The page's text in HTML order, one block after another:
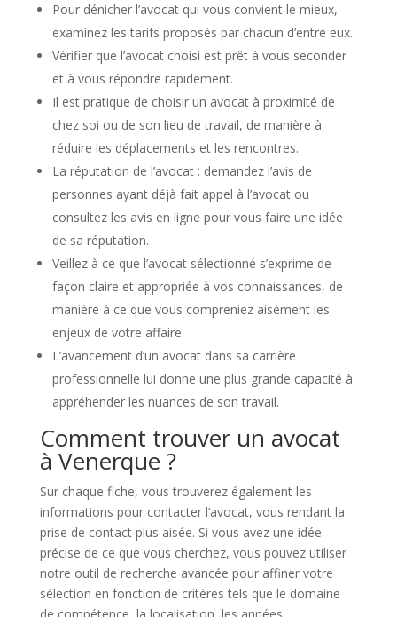
Pour dénicher l’avocat qui vous convient le mieux,
examinez les tarifs proposés par chacun d’entre eux.
Vérifier que l’avocat choisi est prêt à vous seconder
et à vous répondre rapidement.
Il est pratique de choisir un avocat à proximité de
chez soi ou de son lieu de travail, de manière à
réduire les déplacements et les rencontres.
La réputation de l’avocat : demandez l’avis de
personnes ayant déjà fait appel à l’avocat ou
consultez les avis en ligne pour vous faire une idée
de sa réputation.
Veillez à ce que l’avocat sélectionné s’exprime de
façon claire et appropriée à vos connaissances, de
manière à ce que vous compreniez aisément les
enjeux de votre affaire.
L’avancement d’un avocat dans sa carrière
professionnelle lui donne une plus grande capacité à
appréhender les nuances de son travail.
Comment trouver un avocat
à Venerque ?
Sur chaque fiche, vous trouverez également les
informations pour contacter l’avocat, vous rendant la
prise de contact plus aisée. Si vous avez une idée
précise de ce que vous cherchez, vous pouvez utiliser
notre outil de recherche avancée pour affiner votre
sélection en fonction de critères tels que le domaine